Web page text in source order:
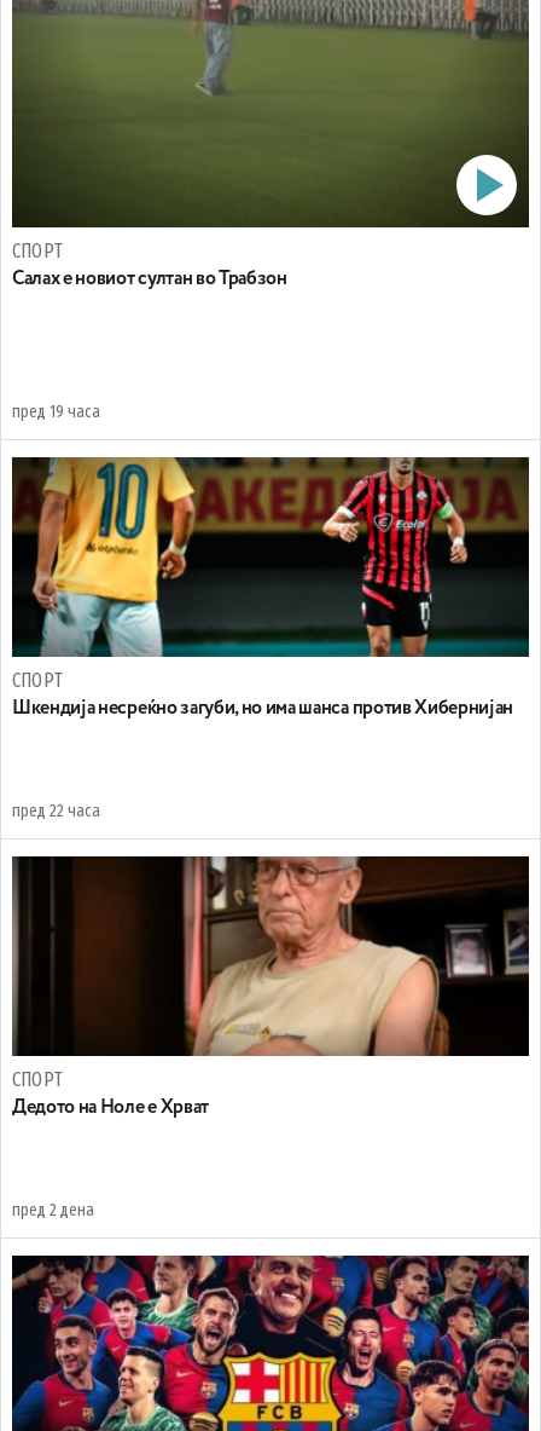
СПОРТ
Салах е новиот султан во Трабзон
пред 19 часа
СПОРТ
Шкендија несреќно загуби, но има шанса против Хибернијан
пред 22 часа
СПОРТ
Дедото на Ноле е Хрват
пред 2 дена